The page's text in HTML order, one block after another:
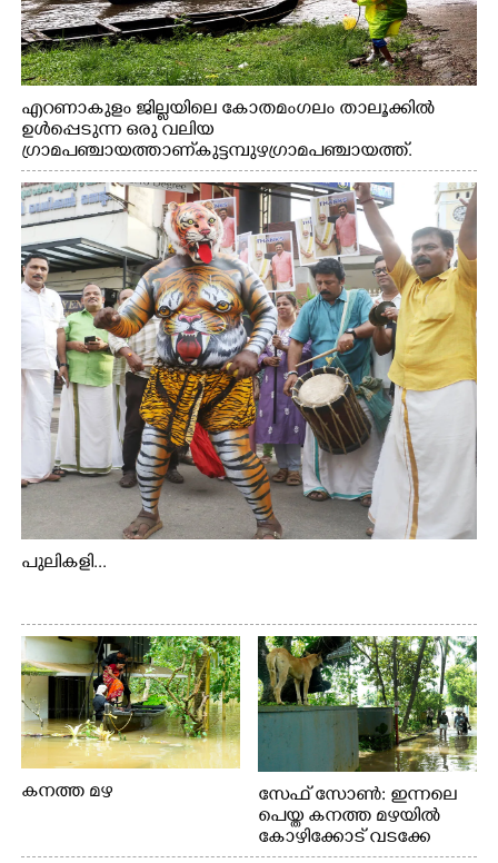
എറണാകുളം ജില്ലയിലെ കോതമംഗലം താലൂക്കിൽ
ഉൾപ്പെടുന്ന ഒരു വലിയ
ഗ്രാമപഞ്ചായത്താണ് കുട്ടമ്പുഴ ഗ്രാമ പഞ്ചായത്ത്.
ആദിവാസി ഊരുകളായ വെള്ളാരംകുത്ത്, കത്തിപ്പാറ,
ഉറിയംപെട്ടി, തേക്കല്ല്, വെട്ടിക്കല്ല്, മഞ്ചപ്പാറ എന്നീ ആറു
സ്ഥലങ്ങളിലേക്കുള്ള പ്രധാന സഞ്ചാര മാർഗമാണ് ഈ
കാണുന്ന കടത്ത് വള്ളം
പുലികളി...
കനത്ത മഴ
സേഫ് സോൺ: ഇന്നലെ
പെയ്ത കനത്ത മഴയിൽ
കോഴിക്കോട് വടക്കേ